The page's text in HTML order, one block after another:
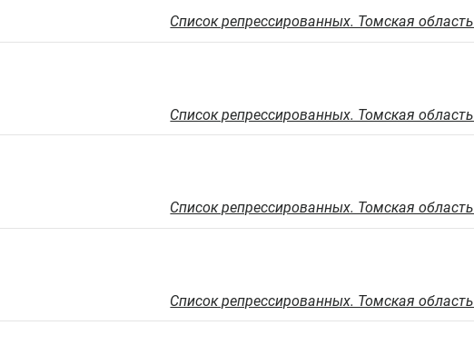
Список репрессированных. Томская область
Список репрессированных. Томская область
Список репрессированных. Томская область
Список репрессированных. Томская область